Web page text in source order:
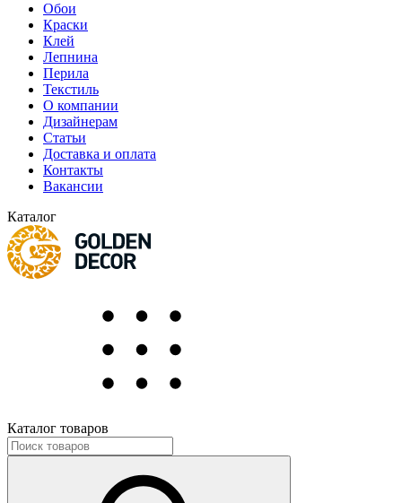
Обои
Краски
Клей
Лепнина
Перила
Текстиль
О компании
Дизайнерам
Статьи
Доставка и оплата
Контакты
Вакансии
Каталог
Каталог товаров